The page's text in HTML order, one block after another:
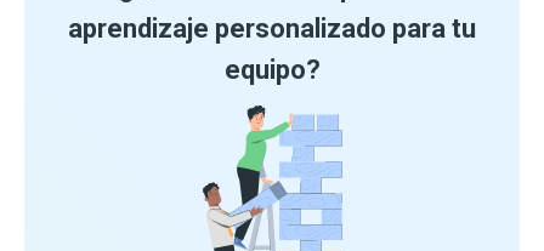
aprendizaje personalizado para tu
equipo?